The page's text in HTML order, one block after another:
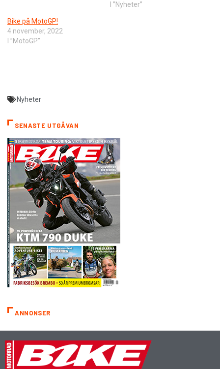
I ”Nyheter”
Bike på MotoGP!
4 november, 2022
I ”MotoGP”
Nyheter
SENASTE UTGÅVAN
ANNONSER